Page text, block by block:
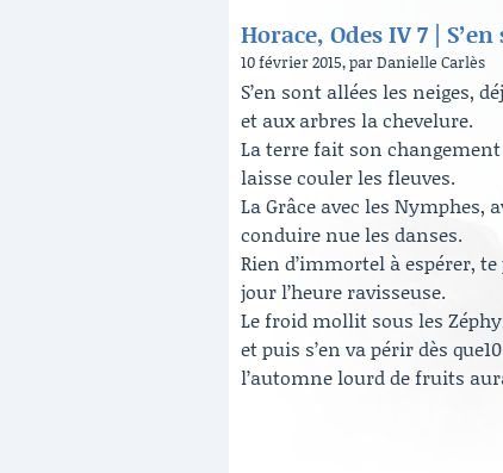
Horace, Odes IV 7 |
10 février 2015, par Danielle Carlès
S’en sont allées les neiges,
et aux arbres la chevelure.
La terre fait son
laisse couler les fleuves.
La Grâce avec les Nymphes,
conduire nue les danses.
Rien d’immortel à espérer,
jour l’heure ravisseuse.
Le froid mollit sous les
et puis s’en va périr dès que10
l’automne lourd de fruits